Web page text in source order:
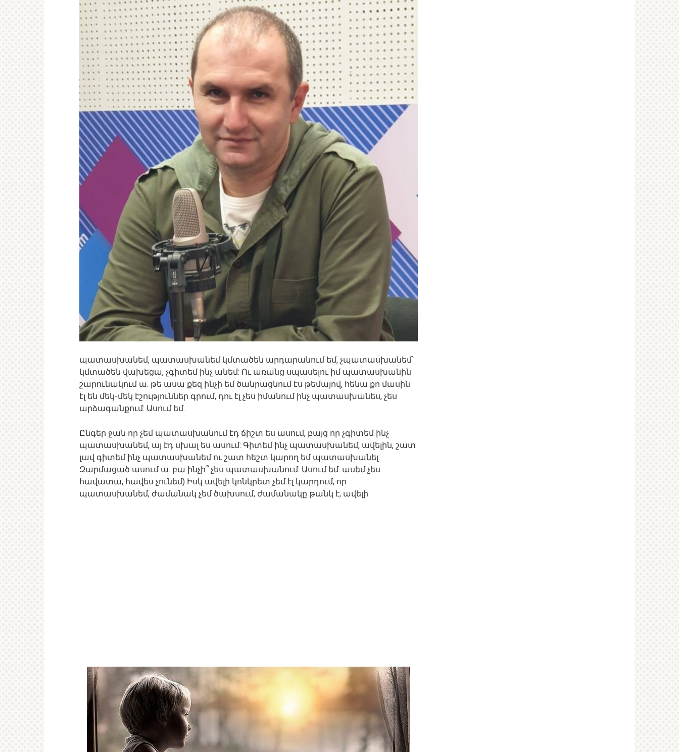
պատասխանեմ, պատասխանեմ կմտածեն արդարանում եմ, չպատասխանեմ՝
կմտածեն վախեցա, չգիտեմ ինչ անեմ: Ու առանց սպասելու իմ պատասխանին
շարունակում ա. թե ասա քեզ ինչի եմ ծանրացնում էս թեմայով, հենա քո մասին
էլ են մեկ-մեկ էշություններ գրում, դու էլ չես իմանում ինչ պատասխանես, չես
արձագանքում: Ասում եմ.
Ընգեր ջան որ չեմ պատասխանում էդ ճիշտ ես ասում, բայց որ չգիտեմ ինչ
պատասխանեմ, այ էդ սխալ ես ասում: Գիտեմ ինչ պատասխանեմ, ավելին, շատ
լավ գիտեմ ինչ պատասխանեմ ու շատ հեշտ կարող եմ պատասխանել:
Զարմացած ասում ա. բա ինչի՞ չես պատասխանում: Ասում եմ. ասեմ չես
հավատա, հավես չունեմ) Իսկ ավելի կոնկրետ չեմ էլ կարդում, որ
պատասխանեմ, ժամանակ չեմ ծախսում, ժամանակը թանկ է, ավելի